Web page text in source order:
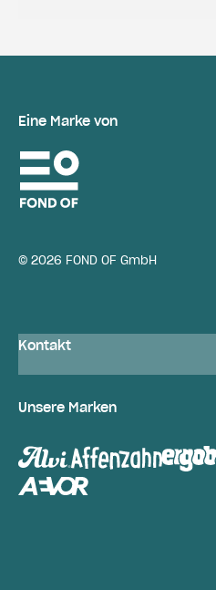
Eine Marke von
© 2026 FOND OF GmbH
Kontakt
Unsere Marken